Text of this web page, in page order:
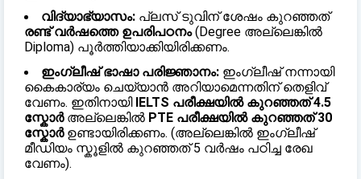
വിദ്യാഭ്യാസം: പ്ലസ് ടുവിന് ശേഷം കുറഞ്ഞത്
രണ്ട് വർഷത്തെ ഉപരിപഠനം(Degree അല്ലെങ്കിൽ
Diploma) പൂർത്തിയാക്കിയിരിക്കണം.
ഇംഗ്ലീഷ് ഭാഷാ പരിജ്ഞാനം: ഇംഗ്ലീഷ് നന്നായി
കൈകാര്യം ചെയ്യാൻ അറിയാമെന്നതിന് തെളിവ്
വേണം. ഇതിനായി IELTS പരീക്ഷയിൽ കുറഞ്ഞത് 4.5
സ്കോർഅല്ലെങ്കിൽ PTE പരീക്ഷയിൽ കുറഞ്ഞത് 30
സ്കോർഉണ്ടായിരിക്കണം. (അല്ലെങ്കിൽ ഇംഗ്ലീഷ്
മീഡിയം സ്കൂളിൽ കുറഞ്ഞത് 5 വർഷം പഠിച്ച രേഖ
വേണം).